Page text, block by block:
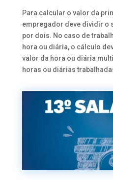
Para calcular o valor da
empregador deve dividir o
por dois. No caso de
hora ou diária, o cálculo
valor da hora ou diária
horas ou diárias